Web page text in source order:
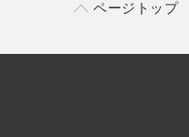
ページトップ